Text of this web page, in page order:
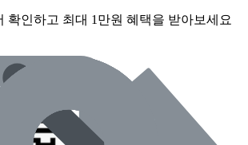
확인하고 최대 1만원 혜택을 받아보세요